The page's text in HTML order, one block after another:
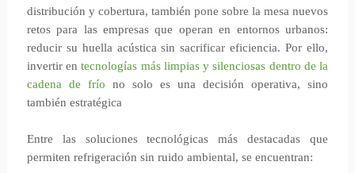
distribución y cobertura, también pone sobre la mesa nuevos
retos para las empresas que operan en entornos urbanos:
reducir su huella acústica sin sacrificar eficiencia. Por ello,
invertir entecnologías más limpias y silenciosas dentro de la
cadena de frío no solo es una decisión operativa, sino
también estratégica
Entre las soluciones tecnológicas más destacadas que
permiten refrigeración sin ruido ambiental, se encuentran: